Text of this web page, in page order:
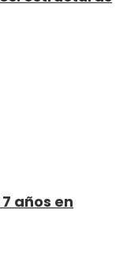
años en